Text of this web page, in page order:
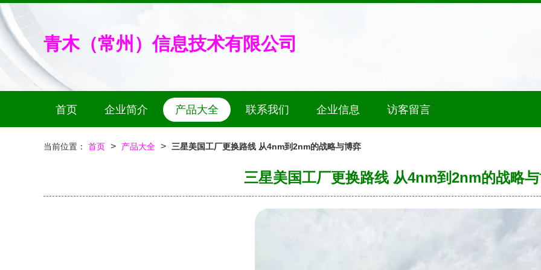
青木（常州）信息技术有限公司
首页 企业简介 产品大全 联系我们 企业信息 访客留言
当前位置： 首页 > 产品大全 > 三星美国工厂更换路线 从4nm到2nm的战略与博弈
三星美国工厂更换路线 从4nm到2nm的战略